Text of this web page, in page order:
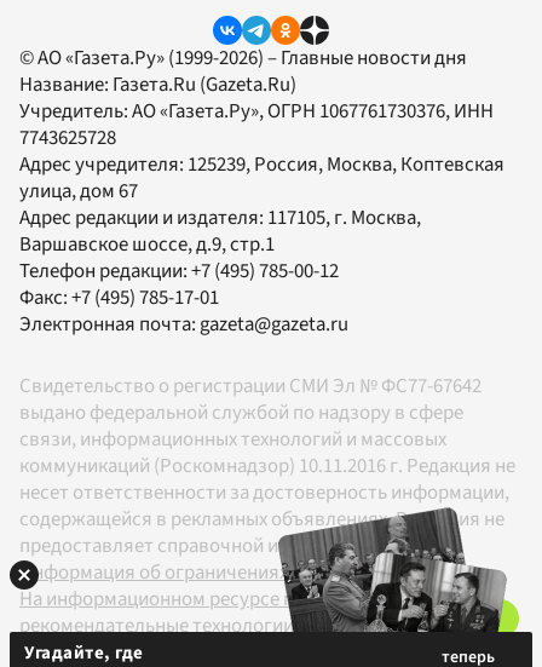
© АО «Газета.Ру» (1999-2026) – Главные новости дня
Название: Газета.Ru (Gazeta.Ru)
Учредитель:АО «Газета.Ру», ОГРН 1067761730376, ИНН
7743625728
Адрес учредителя: 125239, Россия, Москва, Коптевская
улица, дом 67
Адрес редакции и издателя: 117105, г. Москва,
Варшавское шоссе, д.9, стр.1
Телефон редакции:+7 (495) 785-00-12
Факс:+7 (495) 785-17-01
Электронная почта:gazeta@gazeta.ru
Свидетельство о регистрации СМИ Эл № ФС77-67642
выдано федеральной службой по надзору в сфере
связи, информационных технологий и массовых
коммуникаций (Роскомнадзор) 10.11.2016 г. Редакция не
несет ответственности за достоверность информации,
содержащейся в рекламных объявлениях. Редакция не
предоставляет справочной информации.
Информация об ограничениях
На информационном ресурсе применяются
рекомендательные технологии в соответствии с
Правилами
Угадайте, где